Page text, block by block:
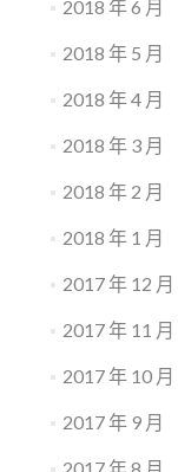
2018 年 6 月
2018 年 5 月
2018 年 4 月
2018 年 3 月
2018 年 2 月
2018 年 1 月
2017 年 12 月
2017 年 11 月
2017 年 10 月
2017 年 9 月